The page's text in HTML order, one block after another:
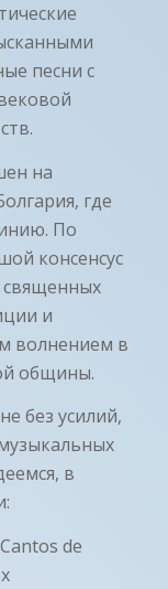
песни с
на
где
По
консенсус
священных
и
волнением в
общины.
без усилий,
в
de